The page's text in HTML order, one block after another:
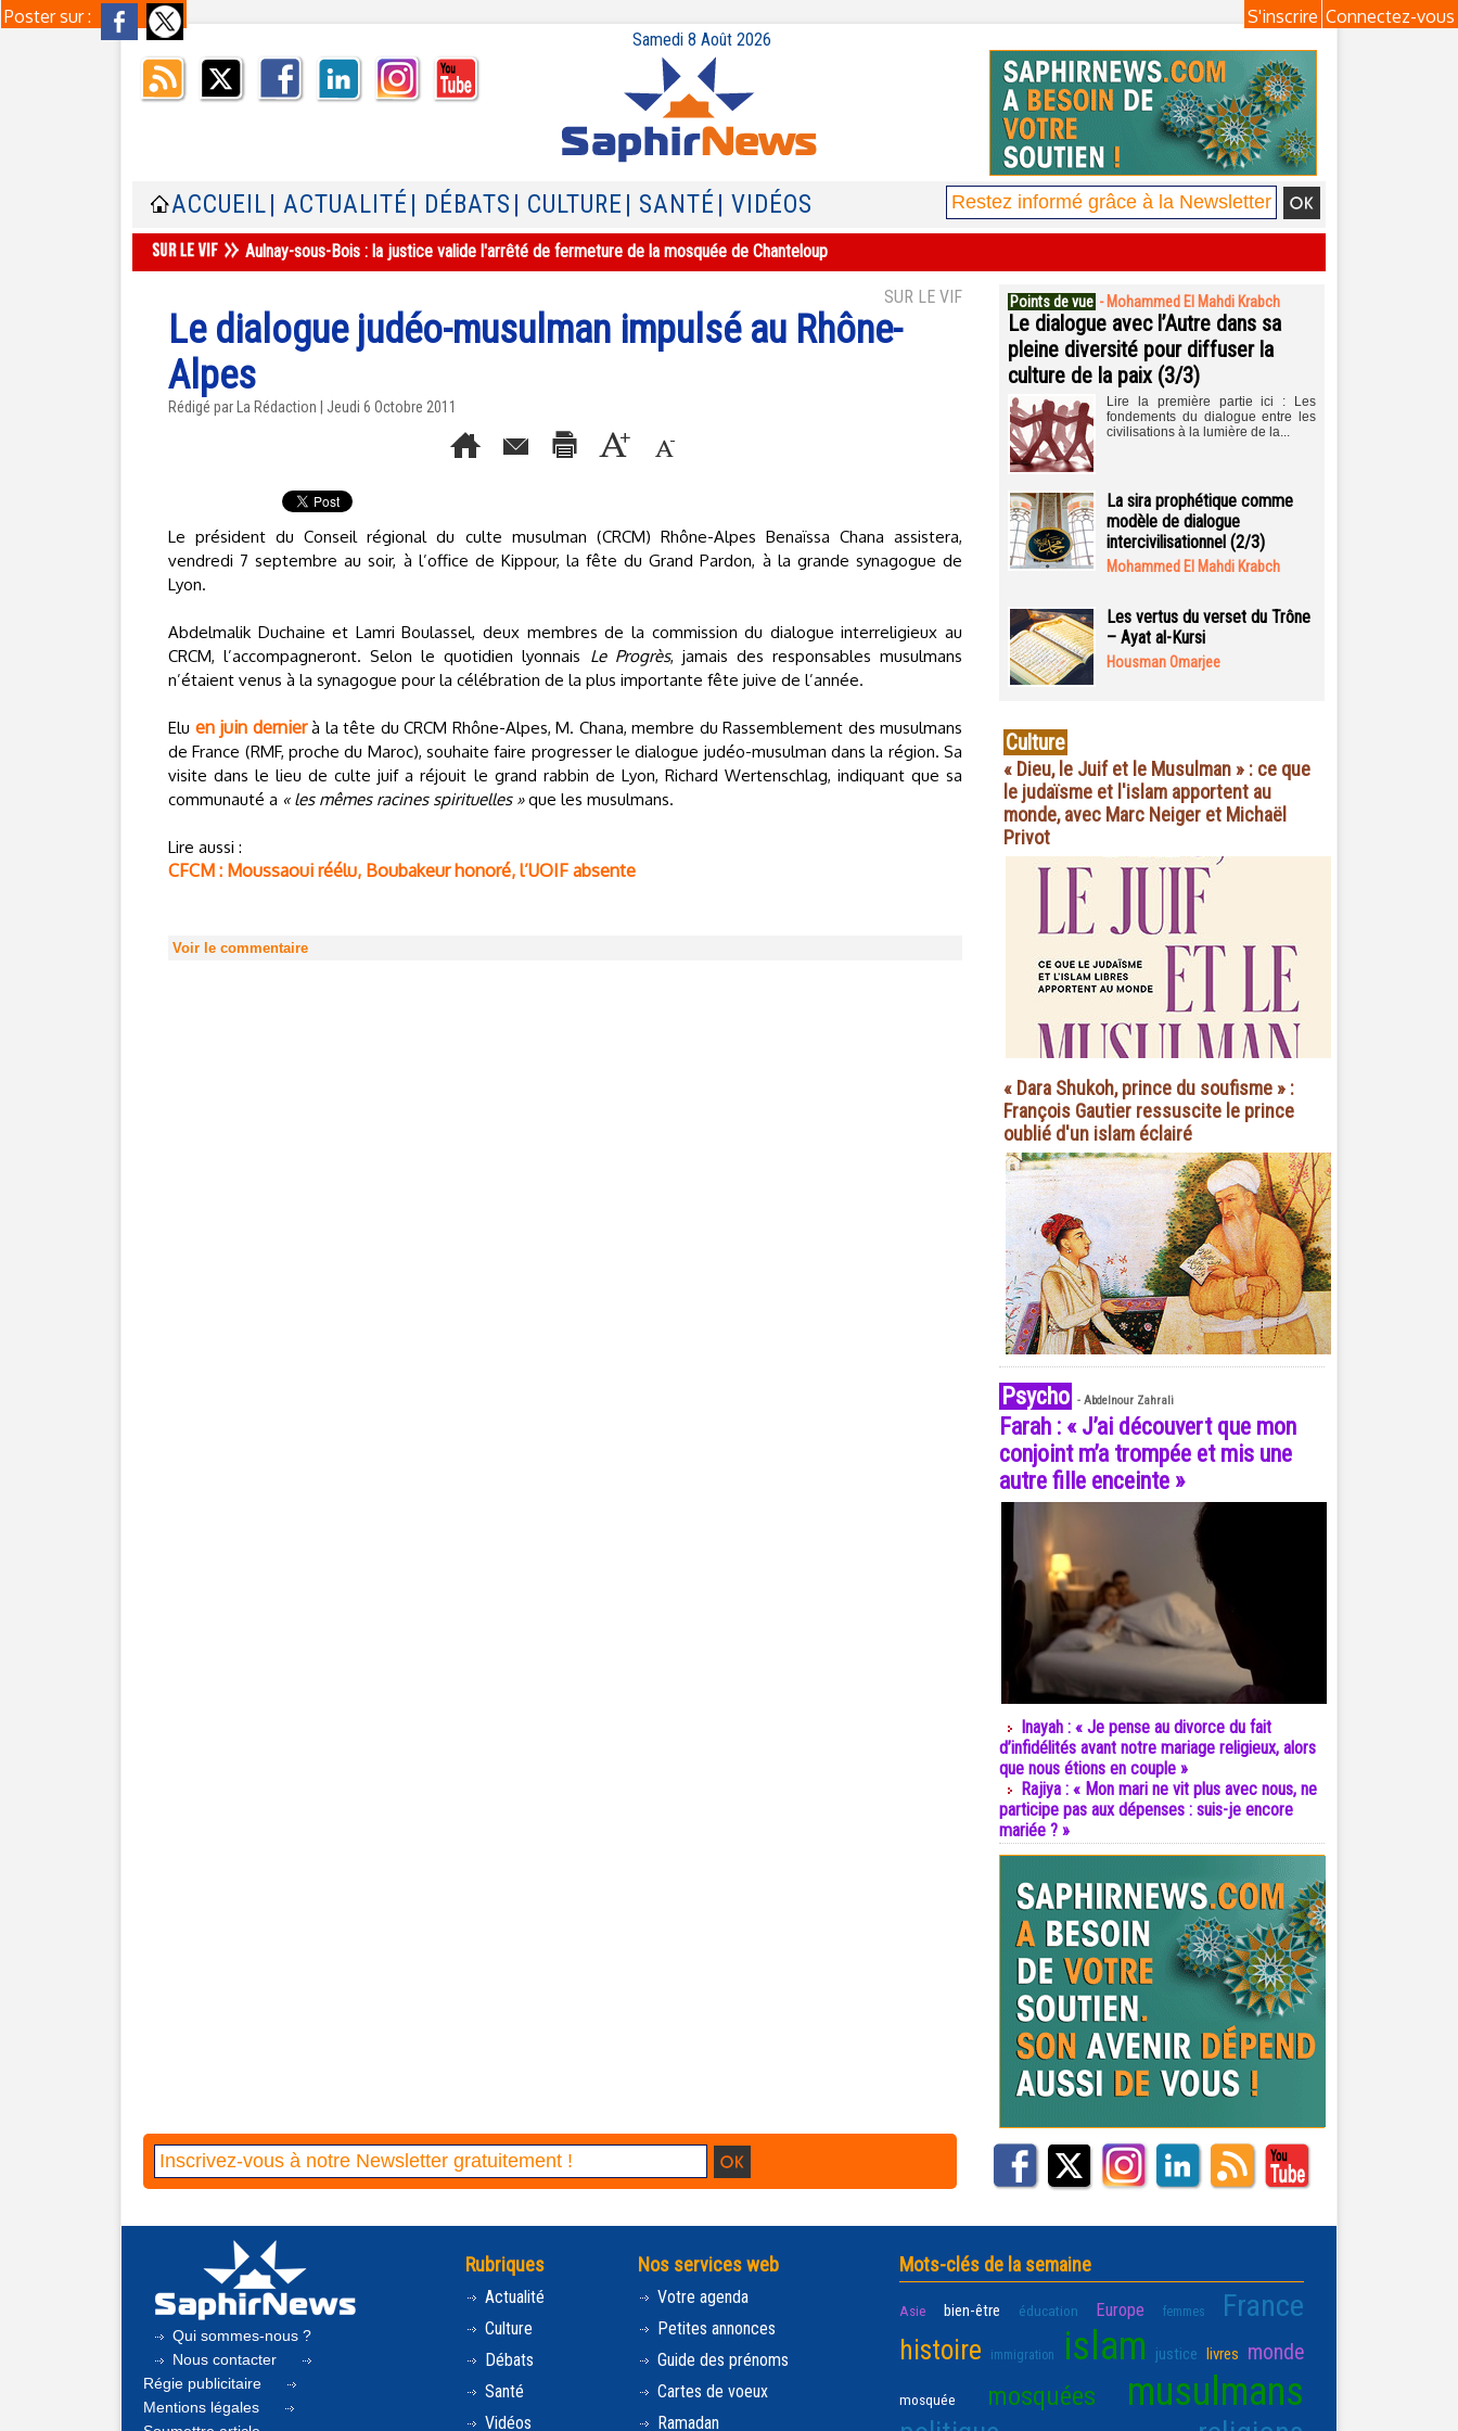
Poster sur : Connectez-vous
S'inscrire
Samedi 8 Août 2026
ACCUEIL | ACTUALITÉ | DÉBATS | CULTURE | SANTÉ | VIDÉOS
Aulnay-sous-Bois : la justice valide l'arrêté de fermeture de la mosquée de Chanteloup
SUR LE VIF
Le dialogue judéo-musulman impulsé au Rhône-
Alpes
Rédigé par La Rédaction | Jeudi 6 Octobre 2011
Le président du Conseil régional du culte musulman (CRCM) Rhône-Alpes Benaïssa Chana assistera,
vendredi 7 septembre au soir, à l’office de Kippour, la fête du Grand Pardon, à la grande synagogue de
Lyon.
Abdelmalik Duchaine et Lamri Boulassel, deux membres de la commission du dialogue interreligieux au
CRCM, l’accompagneront. Selon le quotidien lyonnais Le Progrès, jamais des responsables musulmans
n’étaient venus à la synagogue pour la célébration de la plus importante fête juive de l’année.
Elu en juin dernierà la tête du CRCM Rhône-Alpes, M. Chana, membre du Rassemblement des musulmans
de France (RMF, proche du Maroc), souhaite faire progresser le dialogue judéo-musulman dans la région. Sa
visite dans le lieu de culte juif a réjouit le grand rabbin de Lyon, Richard Wertenschlag, indiquant que sa
communauté a « les mêmes racines spirituelles »que les musulmans.
Lire aussi :
CFCM : Moussaoui réélu, Boubakeur honoré, l’UOIF absente
Voir le commentaire
Points de vue - Mohammed El Mahdi Krabch
Le dialogue avec l’Autre dans sa
pleine diversité pour diffuser la
culture de la paix (3/3)
Lire la première partie ici : Les
fondements du dialogue entre les
civilisations à la lumière de la...
La sira prophétique comme
modèle de dialogue
intercivilisationnel (2/3)
Mohammed El Mahdi Krabch
Les vertus du verset du Trône
– Ayat al-Kursi
Housman Omarjee
Culture
« Dieu, le Juif et le Musulman » : ce que
le judaïsme et l'islam apportent au
monde, avec Marc Neiger et Michaël
Privot
« Dara Shukoh, prince du soufisme » :
François Gautier ressuscite le prince
oublié d'un islam éclairé
Psycho - Abdelnour Zahrali
Farah : « J’ai découvert que mon
conjoint m’a trompée et mis une
autre fille enceinte »
Inayah : « Je pense au divorce du fait
d’infidélités avant notre mariage religieux, alors
que nous étions en couple »
Rajiya : « Mon mari ne vit plus avec nous, ne
participe pas aux dépenses : suis-je encore
mariée ? »
Qui sommes-nous ?
Nous contacter
Régie publicitaire
Mentions légales
Rubriques
Actualité
Culture
Débats
Santé
Vidéos
Nos services web
Votre agenda
Petites annonces
Guide des prénoms
Cartes de voeux
Ramadan
Mots-clés de la semaine
Asie bien-être éducation Europe femmes France
histoire immigration islam justice livres monde
mosquée mosquées musulmans